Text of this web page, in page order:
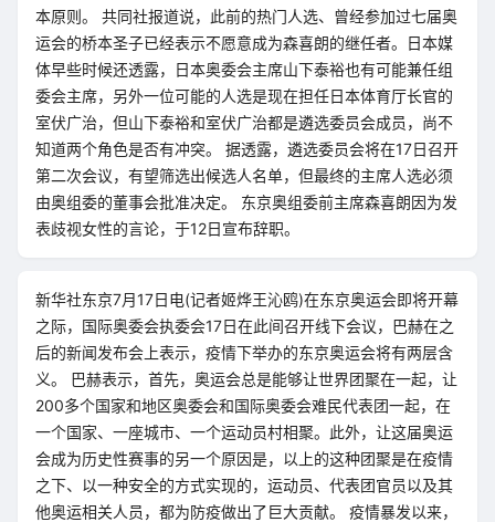
本原则。 共同社报道说，此前的热门人选、曾经参加过七届奥
运会的桥本圣子已经表示不愿意成为森喜朗的继任者。日本媒
体早些时候还透露，日本奥委会主席山下泰裕也有可能兼任组
委会主席，另外一位可能的人选是现在担任日本体育厅长官的
室伏广治，但山下泰裕和室伏广治都是遴选委员会成员，尚不
知道两个角色是否有冲突。 据透露，遴选委员会将在17日召开
第二次会议，有望筛选出候选人名单，但最终的主席人选必须
由奥组委的董事会批准决定。 东京奥组委前主席森喜朗因为发
表歧视女性的言论，于12日宣布辞职。
新华社东京7月17日电(记者姬烨王沁鸥)在东京奥运会即将开幕
之际，国际奥委会执委会17日在此间召开线下会议，巴赫在之
后的新闻发布会上表示，疫情下举办的东京奥运会将有两层含
义。 巴赫表示，首先，奥运会总是能够让世界团聚在一起，让
200多个国家和地区奥委会和国际奥委会难民代表团一起，在
一个国家、一座城市、一个运动员村相聚。此外，让这届奥运
会成为历史性赛事的另一个原因是，以上的这种团聚是在疫情
之下、以一种安全的方式实现的，运动员、代表团官员以及其
他奥运相关人员，都为防疫做出了巨大贡献。 疫情暴发以来，